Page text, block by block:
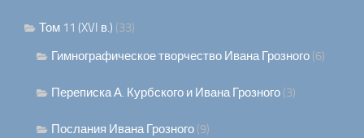
Том 11 (XVI в.) (33)
Гимнографическое творчество Ивана Грозного (6)
Переписка А. Курбского и Ивана Грозного (3)
Послания Ивана Грозного (9)